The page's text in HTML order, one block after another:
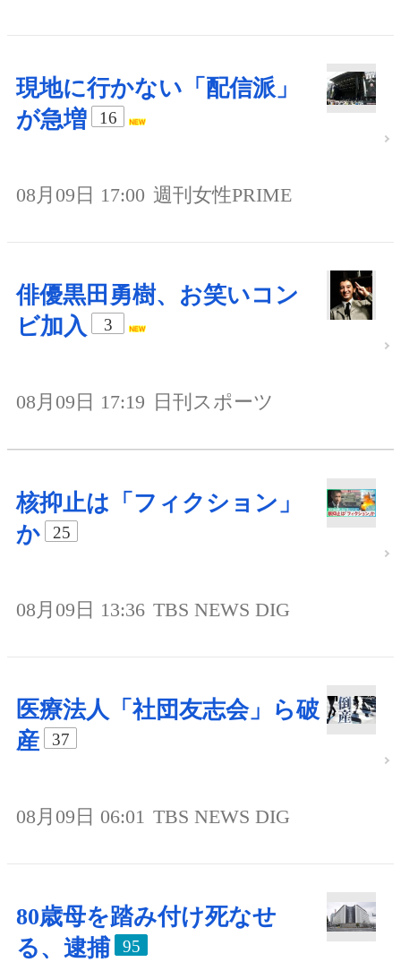
現地に行かない「配信派」
が急増
16
08月09日 17:00 週刊女性PRIME
俳優黒田勇樹、お笑いコン
ビ加入
3
08月09日 17:19 日刊スポーツ
核抑止は「フィクション」
か
25
08月09日 13:36 TBS NEWS DIG
医療法人「社団友志会」ら破
産
37
08月09日 06:01 TBS NEWS DIG
80歳母を踏み付け死なせ
る、逮捕
95